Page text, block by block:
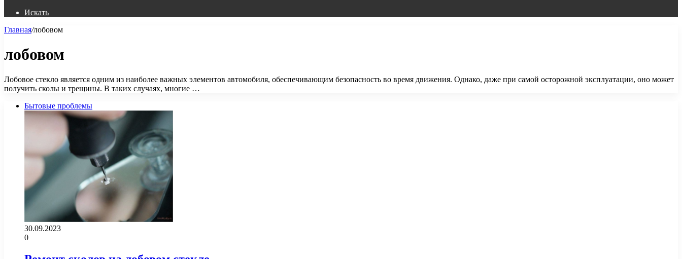
Искать
Главная/лобовом
лобовом
Лобовое стекло является одним из наиболее важных элементов автомобиля, обеспечивающим безопасность во время движения. Однако, даже при самой осторожной эксплуатации, оно может
получить сколы и трещины. В таких случаях, многие …
Бытовые проблемы
30.09.2023
0